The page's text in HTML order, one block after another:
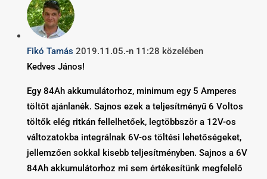
Fikó Tamás 2019.11.05.-n 11:28 közelében
Kedves János!
Egy 84Ah akkumulátorhoz, minimum egy 5 Amperes
töltőt ajánlanék. Sajnos ezek a teljesítményű 6 Voltos
töltők elég ritkán fellelhetőek, legtöbbször a 12V-os
változatokba integrálnak 6V-os töltési lehetőségeket,
jellemzően sokkal kisebb teljesítményben. Sajnos a 6V
84Ah akkumulátorhoz mi sem értékesítünk megfelelő